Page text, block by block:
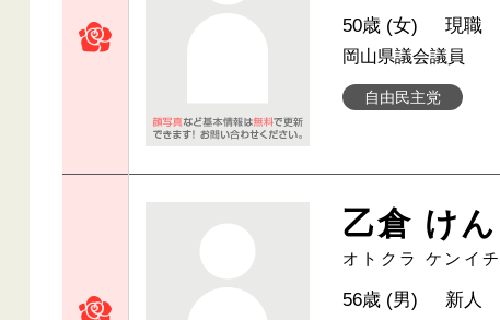
自由民主党
50歳 (女) 現職
岡山県議会議員
乙倉 け
オトクラ ケンイチ
56歳 (男) 新人